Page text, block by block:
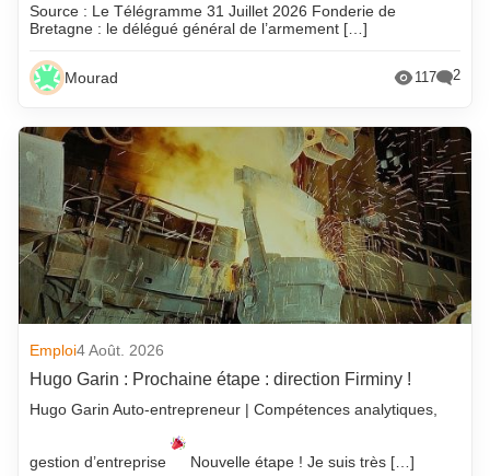
Source : Le Télégramme 31 Juillet 2026 Fonderie de
Bretagne : le délégué général de l’armement […]
Mourad 117 2
Emploi4 Août. 2026
Hugo Garin : Prochaine étape : direction Firminy !
Hugo Garin Auto-entrepreneur | Compétences analytiques,
gestion d’entreprise Nouvelle étape ! Je suis très […]